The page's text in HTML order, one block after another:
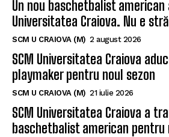
Un nou baschetbalist american
Universitatea Craiova. Nu e
SCM U CRAIOVA (M) 2 august 2026
SCM Universitatea Craiova
playmaker pentru noul sezon
SCM U CRAIOVA (M) 21 iulie 2026
SCM Universitatea Craiova a
baschetbalist american pentru